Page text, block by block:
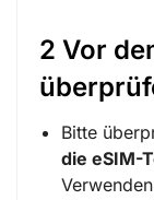
2 Vor
Bitte
die eSIM-